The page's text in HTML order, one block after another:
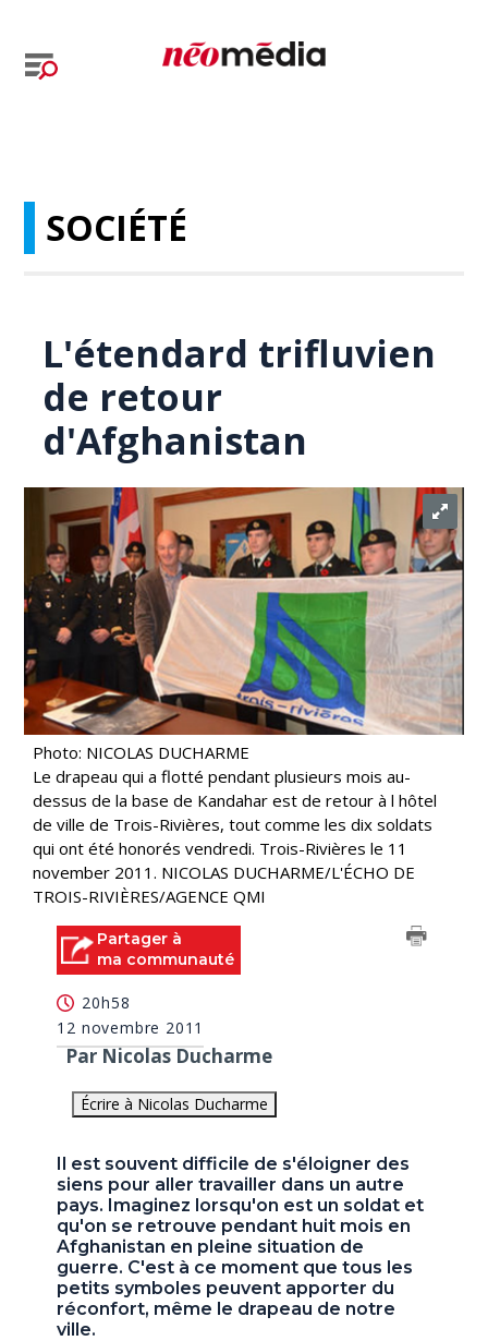
SOCIÉTÉ
L'étendard trifluvien
de retour
d'Afghanistan
Photo: NICOLAS DUCHARME
Le drapeau qui a flotté pendant plusieurs mois au-
dessus de la base de Kandahar est de retour à l hôtel
de ville de Trois-Rivières, tout comme les dix soldats
qui ont été honorés vendredi. Trois-Rivières le 11
november 2011. NICOLAS DUCHARME/L'ÉCHO DE
TROIS-RIVIÈRES/AGENCE QMI
Partager à
ma communauté
20h58
12 novembre 2011
Par Nicolas Ducharme
Écrire à Nicolas Ducharme
Il est souvent difficile de s'éloigner des
siens pour aller travailler dans un autre
pays. Imaginez lorsqu'on est un soldat et
qu'on se retrouve pendant huit mois en
Afghanistan en pleine situation de
guerre. C'est à ce moment que tous les
petits symboles peuvent apporter du
réconfort, même le drapeau de notre
ville.